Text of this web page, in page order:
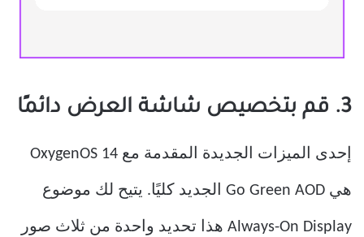
3. قم بتخصيص شاشة العرض دائمًا
إحدى الميزات الجديدة المقدمة مع OxygenOS 14
هي Go Green AOD الجديد كليًا. يتيح لك موضوع
Always-On Display هذا تحديد واحدة من ثلاث صور